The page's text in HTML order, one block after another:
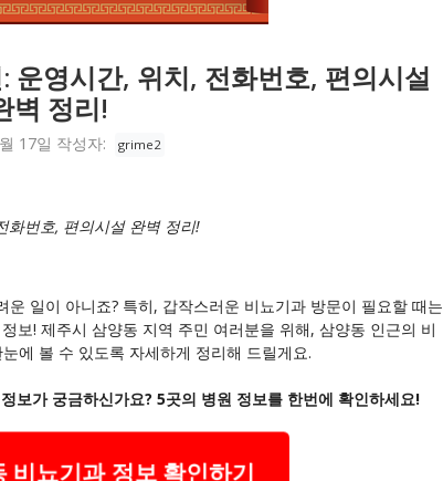
운영시간, 위치, 전화번호, 편의시설
벽 정리!
17일 작성자: grime2
화번호, 편의시설 완벽 정리!
일이 아니죠? 특히, 갑작스러운 비뇨기과 방문이 필요할 때는
보! 제주시 삼양동 지역 주민 여러분을 위해, 삼양동 인근의 비
에 볼 수 있도록 자세하게 정리해 드릴게요.
보가 궁금하신가요? 5곳의 병원 정보를 한번에 확인하세요!
비뇨기과 정보 확인하기